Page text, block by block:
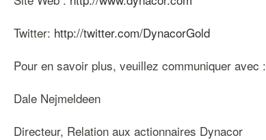
Twitter: http://twitter.com/DynacorGold
Pour en savoir plus, veuillez communiquer avec :
Dale Nejmeldeen
Directeur, Relation aux actionnaires Dynacor